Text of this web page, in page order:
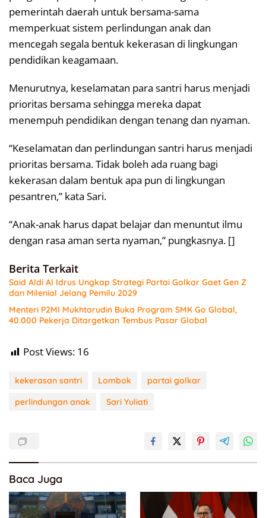
pemerintah daerah untuk bersama-sama
memperkuat sistem perlindungan anak dan
mencegah segala bentuk kekerasan di lingkungan
pendidikan keagamaan.
Menurutnya, keselamatan para santri harus menjadi
prioritas bersama sehingga mereka dapat
menempuh pendidikan dengan tenang dan nyaman.
“Keselamatan dan perlindungan santri harus menjadi
prioritas bersama. Tidak boleh ada ruang bagi
kekerasan dalam bentuk apa pun di lingkungan
pesantren,” kata Sari.
“Anak-anak harus dapat belajar dan menuntut ilmu
dengan rasa aman serta nyaman,” pungkasnya. []
Berita Terkait
Said Aldi Al Idrus Ungkap Strategi Partai Golkar Gaet Gen Z
dan Milenial Jelang Pemilu 2029
Menteri P2MI Mukhtarudin Buka Program SMK Go Global,
40.000 Pekerja Ditargetkan Tembus Pasar Global
Post Views: 16
kekerasan santri Lombok
partai golkar
perlindungan anak
Sari Yuliati
Baca Juga